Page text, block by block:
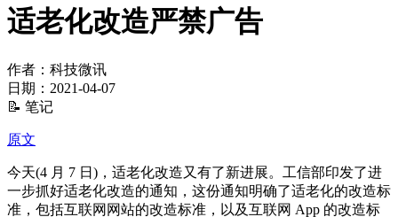
适老化改造严禁广告
作者：科技微讯
日期： 2021-04-07
📝 笔记
原文
今天(4 月 7 日)，适老化改造又有了新进展。工信部印发了进
一步抓好适老化改造的通知，这份通知明确了适老化的改造标
准，包括互联网网站的改造标准，以及互联网 App 的改造标